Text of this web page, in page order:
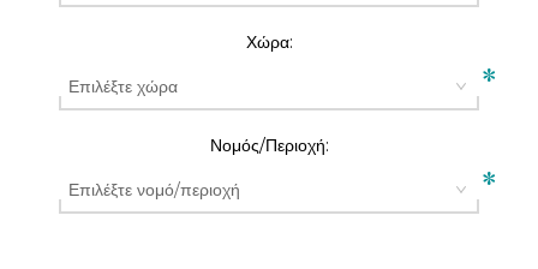
Χώρα:
*
Νομός/Περιοχή:
*